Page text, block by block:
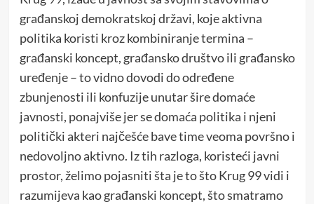
građanskoj demokratskoj državi, koje aktivna
politika koristi kroz kombiniranje termina –
građanski koncept, građansko društvo ili građansko
uređenje – to vidno dovodi do određene
zbunjenosti ili konfuzije unutar šire domaće
javnosti, ponajviše jer se domaća politika i njeni
politički akteri najčešće bave time veoma površno i
nedovoljno aktivno. Iz tih razloga, koristeći javni
prostor, želimo pojasniti šta je to što Krug 99 vidi i
razumijeva kao građanski koncept, što smatramo